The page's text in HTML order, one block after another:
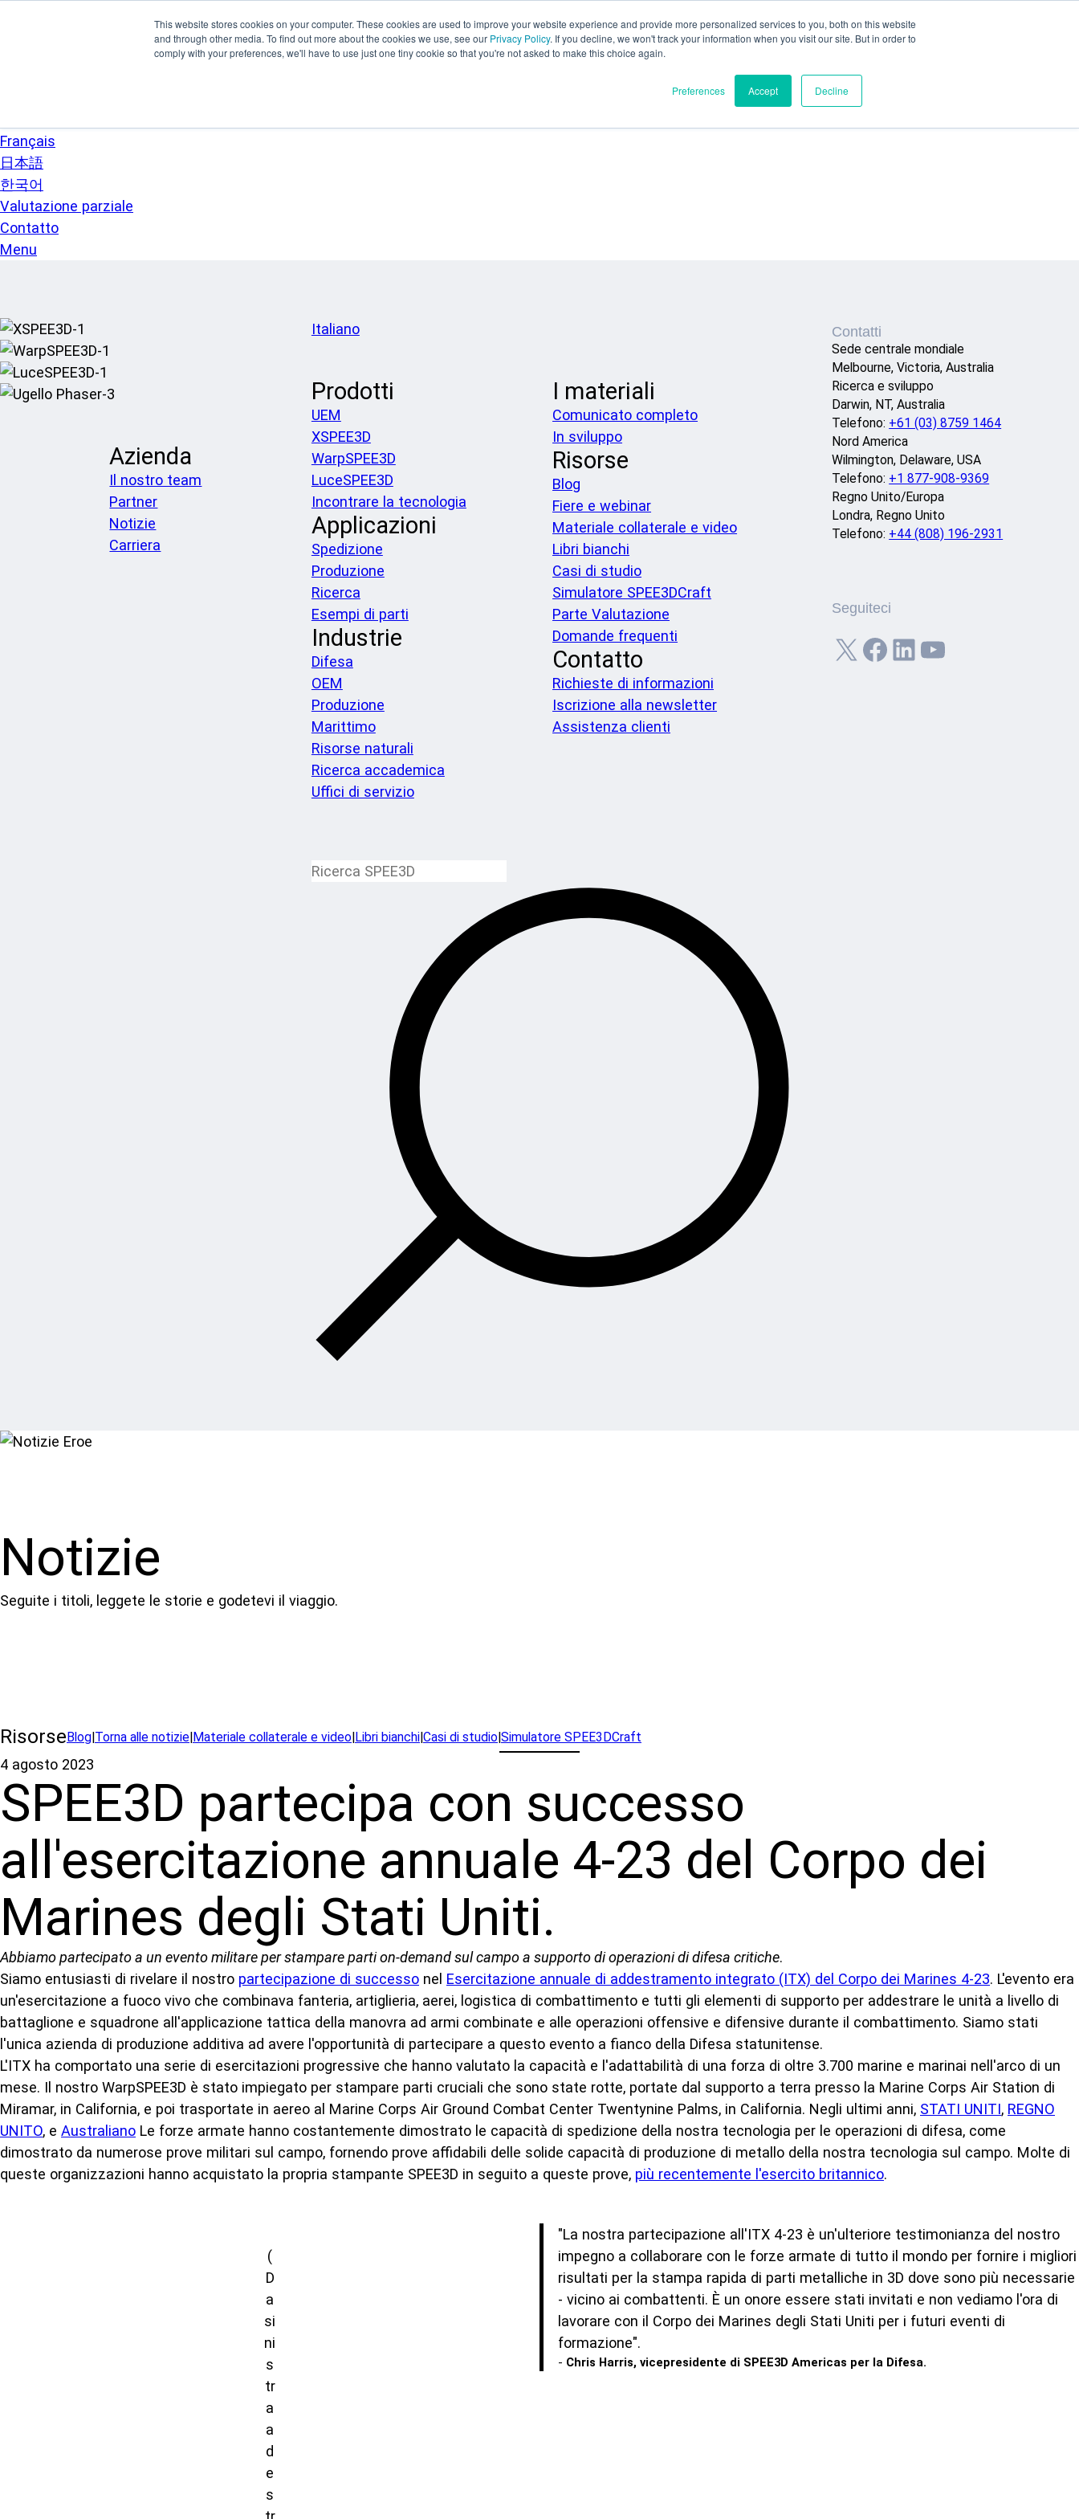
This website stores cookies on your computer. These cookies are used to improve your website experience and provide more personalized services to you, both on this website
and through other media. To find out more about the cookies we use, see our Privacy Policy. If you decline, we won't track your information when you visit our site. But in order to
comply with your preferences, we'll have to use just one tiny cookie so that you're not asked to make this choice again.
Preferences Accept Decline
Français
日本語
한국어
Valutazione parziale
Contatto
Menu
Azienda
Il nostro team
Partner
Notizie
Carriera
Italiano
Prodotti
UEM
XSPEE3D
WarpSPEE3D
LuceSPEE3D
Incontrare la tecnologia
Applicazioni
Spedizione
Produzione
Ricerca
Esempi di parti
Industrie
Difesa
OEM
Produzione
Marittimo
Risorse naturali
Ricerca accademica
Uffici di servizio
I materiali
Comunicato completo
In sviluppo
Risorse
Blog
Fiere e webinar
Materiale collaterale e video
Libri bianchi
Casi di studio
Simulatore SPEE3DCraft
Parte Valutazione
Domande frequenti
Contatto
Richieste di informazioni
Iscrizione alla newsletter
Assistenza clienti
Contatti
Sede centrale mondiale
Melbourne, Victoria, Australia
Ricerca e sviluppo
Darwin, NT, Australia
Telefono: +61 (03) 8759 1464
Nord America
Wilmington, Delaware, USA
Telefono: +1 877-908-9369
Regno Unito/Europa
Londra, Regno Unito
Telefono: +44 (808) 196-2931
Seguiteci
X Facebook LinkedIn YouTube
Notizie
Seguite i titoli, leggete le storie e godetevi il viaggio.
RisorseBlog|Torna alle notizie|Materiale collaterale e video|Libri bianchi|Casi di studio|Simulatore SPEE3DCraft
4 agosto 2023
SPEE3D partecipa con successo
all'esercitazione annuale 4-23 del Corpo dei
Marines degli Stati Uniti.
Abbiamo partecipato a un evento militare per stampare parti on-demand sul campo a supporto di operazioni di difesa critiche.
Siamo entusiasti di rivelare il nostro partecipazione di successo nel Esercitazione annuale di addestramento integrato (ITX) del Corpo dei Marines 4-23. L'evento era
un'esercitazione a fuoco vivo che combinava fanteria, artiglieria, aerei, logistica di combattimento e tutti gli elementi di supporto per addestrare le unità a livello di
battaglione e squadrone all'applicazione tattica della manovra ad armi combinate e alle operazioni offensive e difensive durante il combattimento. Siamo stati
l'unica azienda di produzione additiva ad avere l'opportunità di partecipare a questo evento a fianco della Difesa statunitense.
L'ITX ha comportato una serie di esercitazioni progressive che hanno valutato la capacità e l'adattabilità di una forza di oltre 3.700 marine e marinai nell'arco di un
mese. Il nostro WarpSPEE3D è stato impiegato per stampare parti cruciali che sono state rotte, portate dal supporto a terra presso la Marine Corps Air Station di
Miramar, in California, e poi trasportate in aereo al Marine Corps Air Ground Combat Center Twentynine Palms, in California. Negli ultimi anni, STATI UNITI, REGNO
UNITO, e Australiano Le forze armate hanno costantemente dimostrato le capacità di spedizione della nostra tecnologia per le operazioni di difesa, come
dimostrato da numerose prove militari sul campo, fornendo prove affidabili delle solide capacità di produzione di metallo della nostra tecnologia sul campo. Molte di
queste organizzazioni hanno acquistato la propria stampante SPEE3D in seguito a queste prove, più recentemente l'esercito britannico.
(
D
a
si
ni
s
tr
a
a
d
e
s
"La nostra partecipazione all'ITX 4-23 è un'ulteriore testimonianza del nostro
impegno a collaborare con le forze armate di tutto il mondo per fornire i migliori
risultati per la stampa rapida di parti metalliche in 3D dove sono più necessarie
- vicino ai combattenti. È un onore essere stati invitati e non vediamo l'ora di
lavorare con il Corpo dei Marines degli Stati Uniti per i futuri eventi di
formazione".
- Chris Harris, vicepresidente di SPEE3D Americas per la Difesa.